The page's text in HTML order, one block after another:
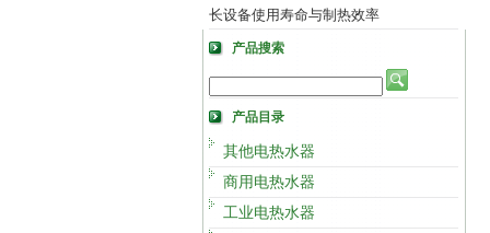
长设备使用寿命与制热效率
产品搜索
产品目录
其他电热水器
商用电热水器
工业电热水器